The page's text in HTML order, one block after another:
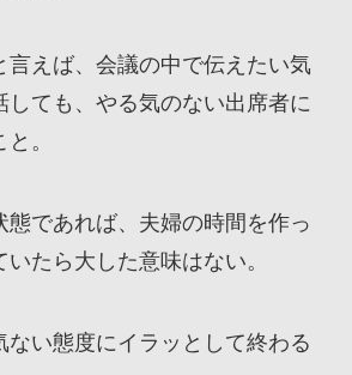
言えば、会議の中で伝えたい気
しても、やる気のない出席者に
。
態であれば、夫婦の時間を作っ
たら大した意味はない。
ない態度にイラッとして終わる